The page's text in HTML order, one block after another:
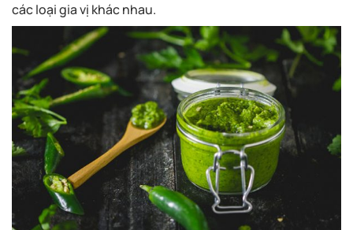
các loại gia vị khác nhau.